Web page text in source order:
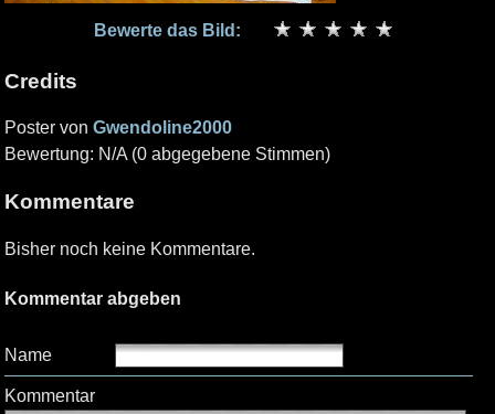
Bewerte das Bild:
Credits
Poster von Gwendoline2000
Bewertung: N/A (0 abgegebene Stimmen)
Kommentare
Bisher noch keine Kommentare.
Kommentar abgeben
Name
Kommentar